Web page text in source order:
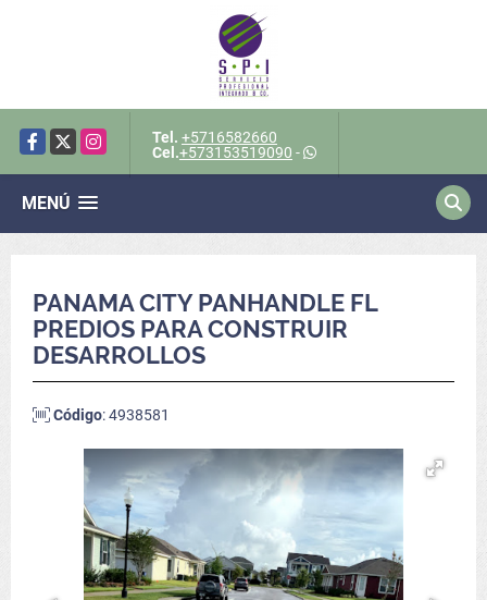
Facebook
X Instagram Tel. +5716582660
Cel.+573153519090 -
MENÚ
PANAMA CITY PANHANDLE FL
PREDIOS PARA CONSTRUIR
DESARROLLOS
Código: 4938581